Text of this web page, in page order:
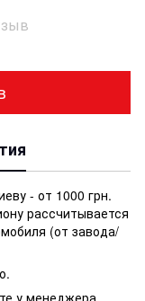
- от 1000 грн.
рассчитывается
(от завода/
у менеджера.